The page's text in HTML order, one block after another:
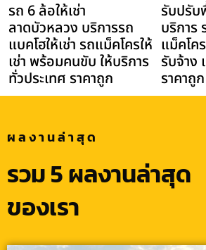
รถ 6 ล้อให้เช่า
ลาดบัวหลวง บริการรถ
แบคโฮให้เช่า รถแม็คโครให้
เช่า พร้อมคนขับ ให้บริการ
ทั่วประเทศ ราคาถูก
รับปรั
บริการ
แม็คโค
รับจ้าง
ราคาถูก
ผลงานล่าสุด
รวม 5 ผลงานล่าสุด
ของเรา